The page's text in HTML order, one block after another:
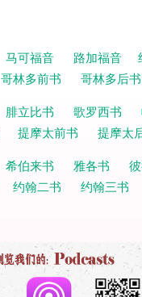
马可福音 路加福音
哥林多前书 哥林多后书
腓立比书 歌罗西书
提摩太前书 提摩太
希伯来书 雅各书
约翰二书 约翰三书